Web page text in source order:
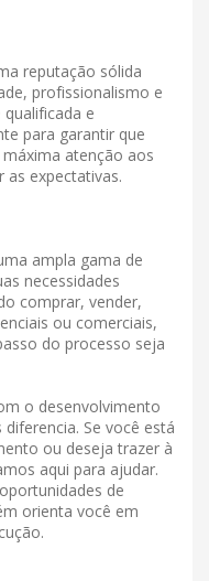
reputação sólida
profissionalismo e
e
para garantir que
atenção aos
as expectativas.
ampla gama de
necessidades
comprar, vender,
ou comerciais,
do processo seja
o desenvolvimento
Se você está
ou deseja trazer à
aqui para ajudar.
de
orienta você em